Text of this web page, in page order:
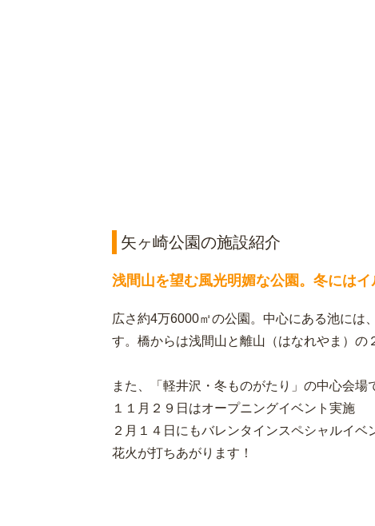
矢ヶ崎公園の施設紹介
浅間山を望む風光明媚な公園。冬にはイ
広さ約4万6000㎡の公園。中心にある池には
す。橋からは浅間山と離山（はなれやま）の
また、「軽井沢・冬ものがたり」の中心会場
１１月２９日はオープニングイベント実施
２月１４日にもバレンタインスペシャルイベ
花火が打ちあがります！